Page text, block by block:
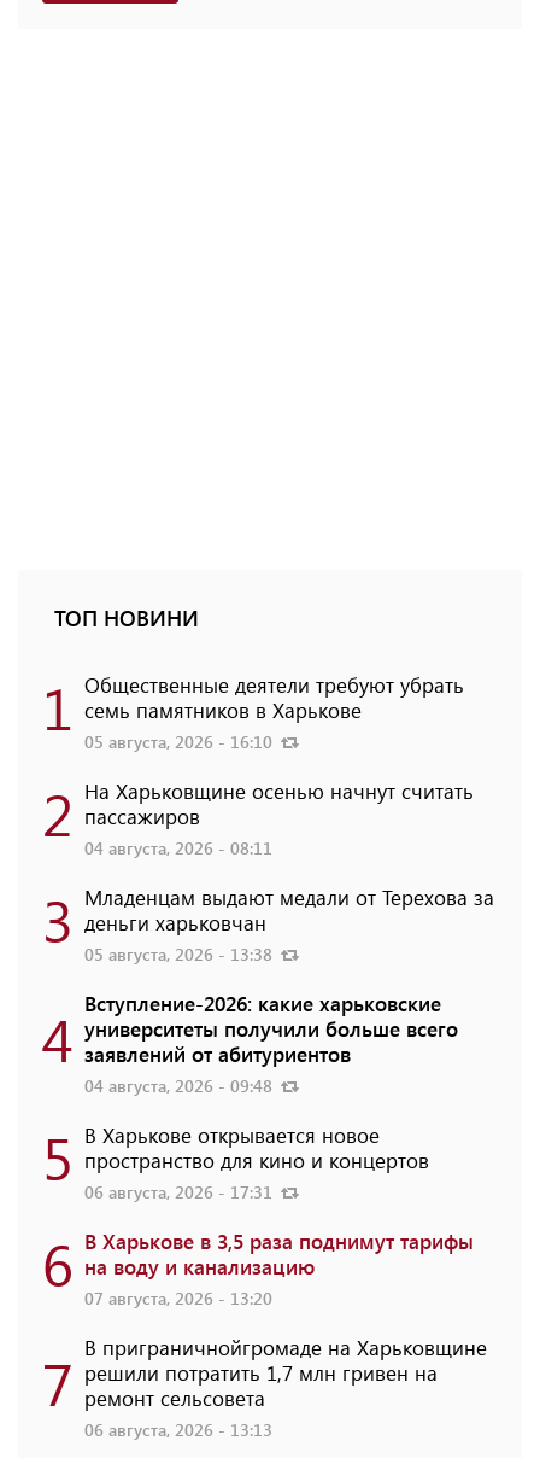
ТОП НОВИНИ
1 Общественные деятели требуют убрать
семь памятников в Харькове
05 августа, 2026 - 16:10
2 На Харьковщине осенью начнут считать
пассажиров
04 августа, 2026 - 08:11
3 Младенцам выдают медали от Терехова за
деньги харьковчан
05 августа, 2026 - 13:38
4 Вступление-2026: какие харьковские
университеты получили больше всего
заявлений от абитуриентов
04 августа, 2026 - 09:48
5 В Харькове открывается новое
пространство для кино и концертов
06 августа, 2026 - 17:31
6 В Харькове в 3,5 раза поднимут тарифы
на воду и канализацию
07 августа, 2026 - 13:20
7 В приграничнойгромаде на Харьковщине
решили потратить 1,7 млн ​​гривен на
ремонт сельсовета
06 августа, 2026 - 13:13